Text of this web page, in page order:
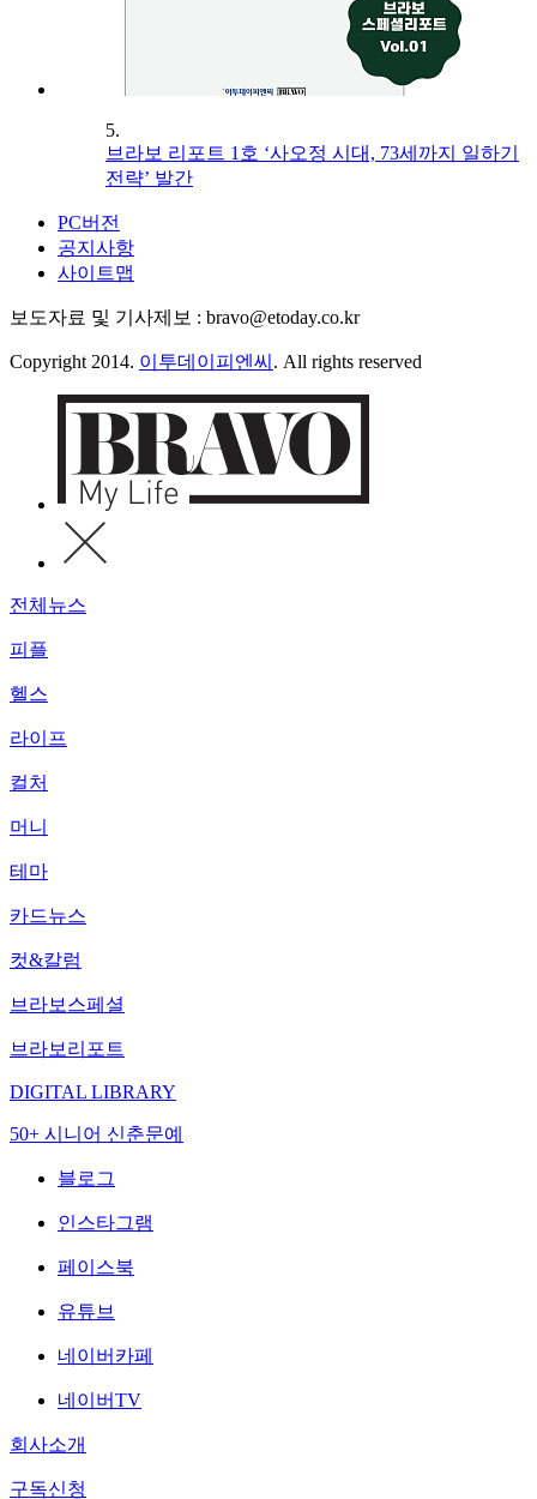
5.
브라보 리포트 1호 ‘사오정 시대, 73세까지 일하기
전략’ 발간
PC버전
공지사항
사이트맵
보도자료 및 기사제보 : bravo@etoday.co.kr
Copyright 2014. 이투데이피엔씨 . All rights reserved
전체뉴스
피플
헬스
라이프
컬처
머니
테마
카드뉴스
컷&칼럼
브라보스페셜
브라보리포트
DIGITAL LIBRARY
50+ 시니어 신춘문예
블로그
인스타그램
페이스북
유튜브
네이버카페
네이버TV
회사소개
구독신청